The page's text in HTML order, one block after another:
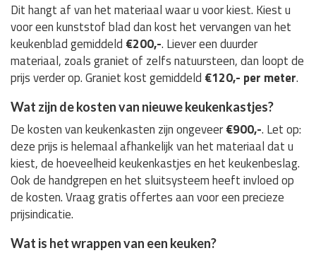
Dit hangt af van het materiaal waar u voor kiest. Kiest u
voor een kunststof blad dan kost het vervangen van het
keukenblad gemiddeld €200,-. Liever een duurder
materiaal, zoals graniet of zelfs natuursteen, dan loopt de
prijs verder op. Graniet kost gemiddeld €120,- per meter.
Wat zijn de kosten van nieuwe keukenkastjes?
De kosten van keukenkasten zijn ongeveer€900,-. Let op:
deze prijs is helemaal afhankelijk van het materiaal dat u
kiest, de hoeveelheid keukenkastjes en het keukenbeslag.
Ook de handgrepen en het sluitsysteem heeft invloed op
de kosten. Vraag gratis offertes aan voor een precieze
prijsindicatie.
Wat is het wrappen van een keuken?